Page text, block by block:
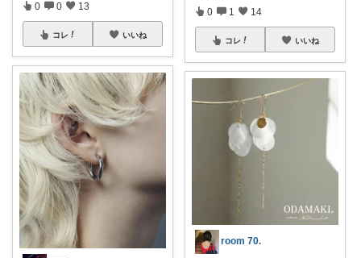
0 0 13
コレ いいね
0 1 14
コレ いいね
room 70.